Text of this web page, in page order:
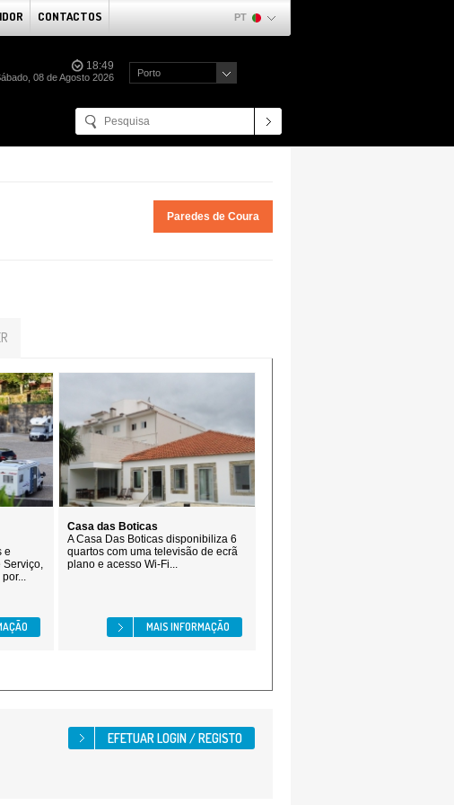
CONTACTOS PT
18:49
08 de Agosto 2026 Porto
Paredes de Coura
e
Serviço,
Casa das Boticas
A Casa Das Boticas disponibiliza 6
quartos com uma televisão de ecrã
plano e acesso Wi-Fi...
MAIS INFORMAÇÃO